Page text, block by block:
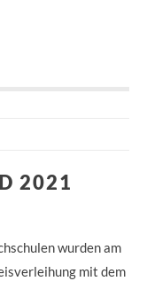
2021
wurden am
mit dem